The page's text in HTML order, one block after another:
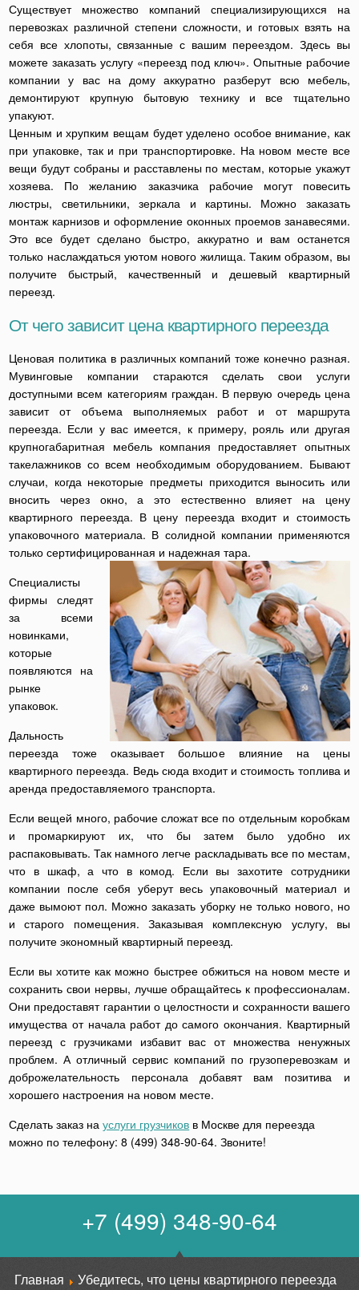
Существует множество компаний специализирующихся на
перевозках различной степени сложности, и готовых взять на
себя все хлопоты, связанные с вашим переездом. Здесь вы
можете заказать услугу «переезд под ключ». Опытные рабочие
компании у вас на дому аккуратно разберут всю мебель,
демонтируют крупную бытовую технику и все тщательно
упакуют.
Ценным и хрупким вещам будет уделено особое внимание, как
при упаковке, так и при транспортировке. На новом месте все
вещи будут собраны и расставлены по местам, которые укажут
хозяева. По желанию заказчика рабочие могут повесить
люстры, светильники, зеркала и картины. Можно заказать
монтаж карнизов и оформление оконных проемов занавесями.
Это все будет сделано быстро, аккуратно и вам останется
только наслаждаться уютом нового жилища. Таким образом, вы
получите быстрый, качественный и дешевый квартирный
переезд.
От чего зависит цена квартирного переезда
Ценовая политика в различных компаний тоже конечно разная.
Мувинговые компании стараются сделать свои услуги
доступными всем категориям граждан. В первую очередь цена
зависит от объема выполняемых работ и от маршрута
переезда. Если у вас имеется, к примеру, рояль или другая
крупногабаритная мебель компания предоставляет опытных
такелажников со всем необходимым оборудованием. Бывают
случаи, когда некоторые предметы приходится выносить или
вносить через окно, а это естественно влияет на цену
квартирного переезда. В цену переезда входит и стоимость
упаковочного материала. В солидной компании применяются
только сертифицированная и надежная тара.
Специалисты
фирмы следят
за всеми
новинками,
которые
появляются на
рынке
упаковок.
Дальность
переезда тоже оказывает большое влияние на цены
квартирного переезда. Ведь сюда входит и стоимость топлива и
аренда предоставляемого транспорта.
Если вещей много, рабочие сложат все по отдельным коробкам
и промаркируют их, что бы затем было удобно их
распаковывать. Так намного легче раскладывать все по местам,
что в шкаф, а что в комод. Если вы захотите сотрудники
компании после себя уберут весь упаковочный материал и
даже вымоют пол. Можно заказать уборку не только нового, но
и старого помещения. Заказывая комплексную услугу, вы
получите экономный квартирный переезд.
Если вы хотите как можно быстрее обжиться на новом месте и
сохранить свои нервы, лучше обращайтесь к профессионалам.
Они предоставят гарантии о целостности и сохранности вашего
имущества от начала работ до самого окончания. Квартирный
переезд с грузчиками избавит вас от множества ненужных
проблем. А отличный сервис компаний по грузоперевозкам и
доброжелательность персонала добавят вам позитива и
хорошего настроения на новом месте.
Сделать заказ науслуги грузчиков в Москве для переезда
можно по телефону: 8 (499) 348-90-64. Звоните!
+7 (499) 348-90-64
Главная Убедитесь, что цены квартирного переезда